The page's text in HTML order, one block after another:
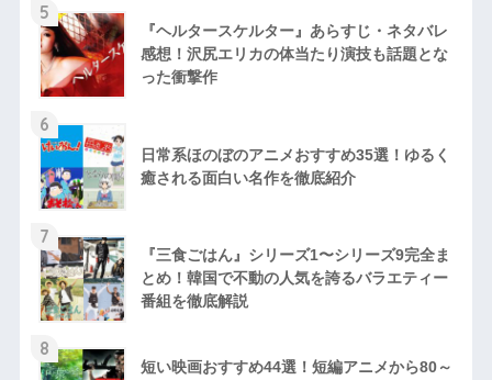
5
『ヘルタースケルター』あらすじ・ネタバレ
感想！沢尻エリカの体当たり演技も話題とな
った衝撃作
6
日常系ほのぼのアニメおすすめ35選！ゆるく
癒される面白い名作を徹底紹介
7
『三食ごはん』シリーズ1〜シリーズ9完全ま
とめ！韓国で不動の人気を誇るバラエティー
番組を徹底解説
8
短い映画おすすめ44選！短編アニメから80～